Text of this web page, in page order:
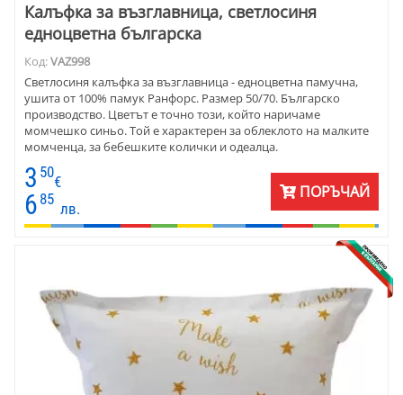
Калъфка за възглавница, светлосиня
едноцветна българска
Код:VAZ998
Светлосиня калъфка за възглавница - едноцветна памучна,
ушита от 100% памук Ранфорс. Размер 50/70. Българско
производство. Цветът е точно този, който наричаме
момчешко синьо. Той е характерен за облеклото на малките
момченца, за бебешките колички и одеалца.
3 50
€
6 85
лв.
ПОРЪЧАЙ